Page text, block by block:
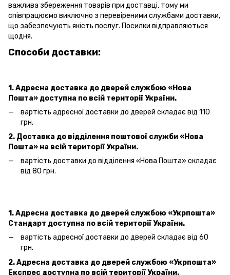
важлива збереження товарів при доставці, тому ми
співпрацюємо виключно з перевіреними службами доставки,
що забезпечують якість послуг. Посилки відправляються
щодня.
Способи доставки:
1. Адресна доставка до дверей службою «Нова
Пошта» доступна по всій території України.
вартість адресної доставки до дверей складає від 110
грн.
2. Доставка до відділення поштової служби «Нова
Пошта» на всій території України.
вартість доставки до відділення «Нова Пошта» складає
від 80 грн.
1. Адресна доставка до дверей службою «Укрпошта»
Стандарт доступна по всій території України.
вартість адресної доставки до дверей складає від 60
грн.
2. Адресна доставка до дверей службою «Укрпошта»
Експрес доступна по всій території України.